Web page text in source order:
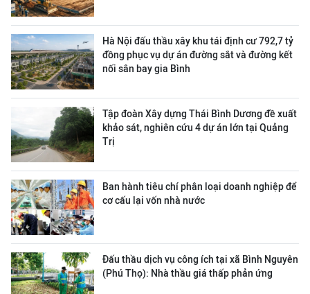
Hà Nội đấu thầu xây khu tái định cư 792,7 tỷ
đồng phục vụ dự án đường sắt và đường kết
nối sân bay gia Bình
Tập đoàn Xây dựng Thái Bình Dương đề xuất
khảo sát, nghiên cứu 4 dự án lớn tại Quảng
Trị
Ban hành tiêu chí phân loại doanh nghiệp để
cơ cấu lại vốn nhà nước
Đấu thầu dịch vụ công ích tại xã Bình Nguyên
(Phú Thọ): Nhà thầu giá thấp phản ứng